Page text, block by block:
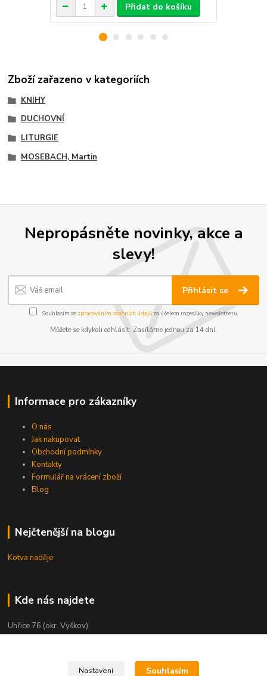
Přidat do košíku
Zboží zařazeno v kategoriích
KNIHY
DUCHOVNÍ
LITURGIE
MOSEBACH, Martin
Nepropásněte novinky, akce a
slevy!
Přihlásit se
Souhlasím se zpracováním osobních údajůza účelem rozesílky newsletteru.
Můžete se kdykoli odhlásit. Zasíláme jednou za 14 dní.
Informace pro zákazníky
O nás
Jak nakupovat
Obchodní podmínky
Kontakty
Formulář na vrácení zboží
Blog
Nejčtenější na blogu
Kotva naděje
Kde nás najdete
Uhřice 76 (okr. Vyškov)
Nastavení Souhlasím